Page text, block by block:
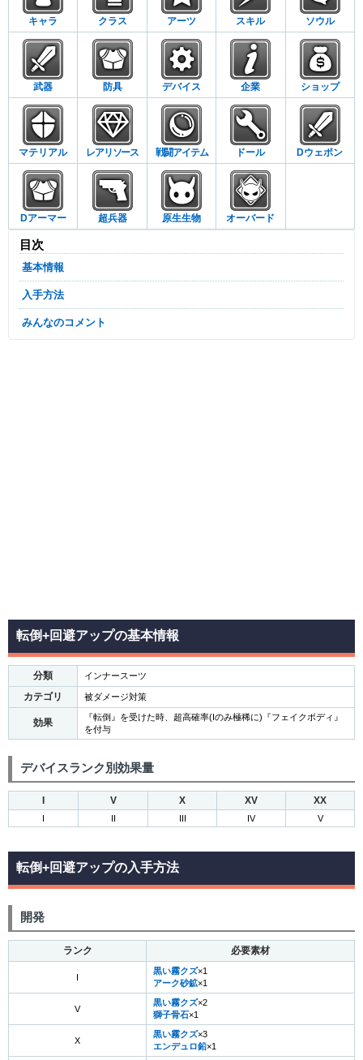
キャラ クラス アーツ スキル ソウル
武器 防具 デバイス 企業 ショップ
マテリアル レアリソース 戦闘アイテム ドール Dウェポン
Dアーマー 超兵器 原生生物 オーバード
目次
基本情報
入手方法
みんなのコメント
転倒+回避アップの基本情報
分類 インナースーツ
カテゴリ 被ダメージ対策
効果
『転倒』を受けた時、超高確率(Iのみ極稀に)『フェイクボディ』
を付与
デバイスランク別効果量
V X XV XX
IV V
転倒+回避アップの入手方法
開発
ランク 必要素材
黒い霧クズ×1
アーク砂鉱×1
V
黒い霧クズ×2
獅子骨石×1
X
黒い霧クズ×3
エンデュロ鉛×1